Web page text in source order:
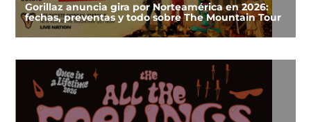
Gorillaz anuncia gira por Norteamérica en 2026:
fechas, preventas y todo sobre The Mountain Tour